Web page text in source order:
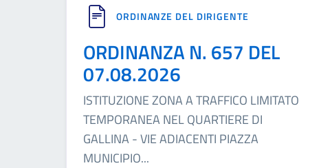
ORDINANZE DEL DIRIGENTE
ORDINANZA N. 657 DEL
07.08.2026
ISTITUZIONE ZONA A TRAFFICO LIMITATO
TEMPORANEA NEL QUARTIERE DI
GALLINA - VIE ADIACENTI PIAZZA
MUNICIPIO...